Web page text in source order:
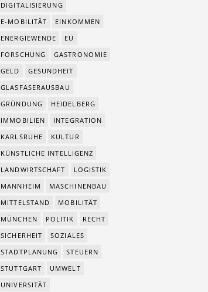
DIGITALISIERUNG
E-MOBILITÄT
EINKOMMEN
ENERGIEWENDE
EU
FORSCHUNG
GASTRONOMIE
GELD
GESUNDHEIT
GLASFASERAUSBAU
GRÜNDUNG
HEIDELBERG
IMMOBILIEN
INTEGRATION
KARLSRUHE
KULTUR
KÜNSTLICHE INTELLIGENZ
LANDWIRTSCHAFT
LOGISTIK
MANNHEIM
MASCHINENBAU
MITTELSTAND
MOBILITÄT
MÜNCHEN
POLITIK
RECHT
SICHERHEIT
SOZIALES
STADTPLANUNG
STEUERN
STUTTGART
UMWELT
UNIVERSITÄT